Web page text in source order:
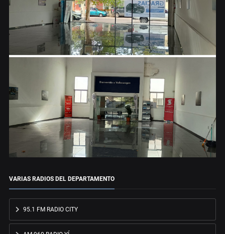
VARIAS RADIOS DEL DEPARTAMENTO
95.1 FM RADIO CITY